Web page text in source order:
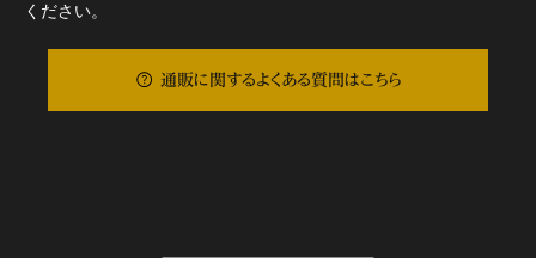
ください。
通販に関するよくある質問はこちら